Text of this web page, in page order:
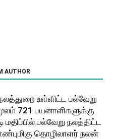
AUTHOR
உள்ளிட்ட பல்வேறு
721 பயனாளிகளுக்கு
மதிப்பில் பல்வேறு நலத்திட்ட
தொழிலாளர் நலன்